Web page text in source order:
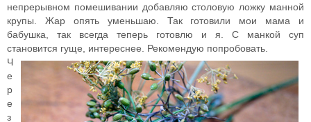
непрерывном помешивании добавляю столовую ложку манной
крупы. Жар опять уменьшаю. Так готовили мои мама и
бабушка, так всегда теперь готовлю и я. С манкой суп
становится гуще, интереснее. Рекомендую попробовать.
Ч
е
р
е
з